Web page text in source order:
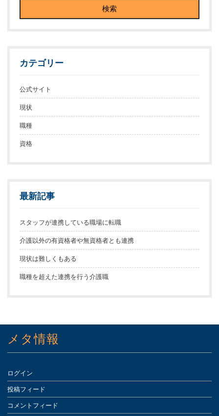
カテゴリー
公式サイト
現状
職種
資格
最新記事
スタッフが連携している職場に転職
介護以外の有資格者や無資格者とも連携
現状は難しくもある
職種を超えた連携を行う介護職
メタ情報
ログイン
投稿フィード
コメントフィード